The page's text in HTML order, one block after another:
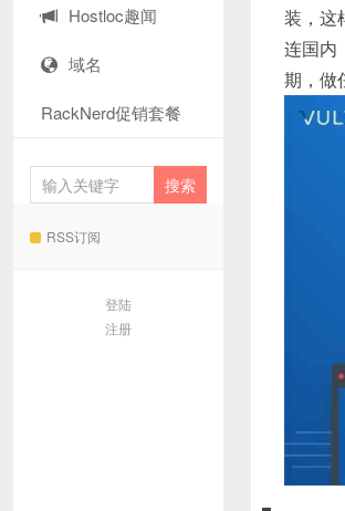
Hostloc趣闻
域名
RackNerd促销套餐
RSS订阅
登陆
注册
装，这
连国内
期，做